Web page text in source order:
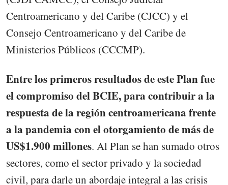
Centroamericano y del Caribe (CJCC) y el
Consejo Centroamericano y del Caribe de
Ministerios Públicos (CCCMP).
Entre los primeros resultados de este Plan fue
el compromiso del BCIE, para contribuir a la
respuesta de la región centroamericana frente
a la pandemia con el otorgamiento de más de
US$1.900 millones. Al Plan se han sumado otros
sectores, como el sector privado y la sociedad
civil, para darle un abordaje integral a las crisis